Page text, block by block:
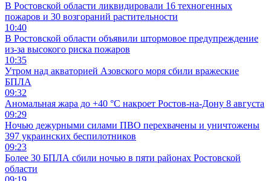
В Ростовской области ликвидировали 16 техногенных
пожаров и 30 возгораний растительности
10:40
В Ростовской области объявили штормовое предупреждение
из-за высокого риска пожаров
10:35
Утром над акваторией Азовского моря сбили вражеские
БПЛА
09:32
Аномальная жара до +40 °C накроет Ростов-на-Дону 8 августа
09:29
Ночью дежурными силами ПВО перехвачены и уничтожены
397 украинских беспилотников
09:23
Более 30 БПЛА сбили ночью в пяти районах Ростовской
области